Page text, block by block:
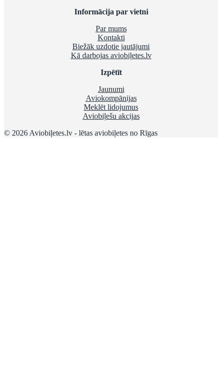
Informācija par vietni
Par mums
Kontakti
Biežāk uzdotie jautājumi
Kā darbojas aviobiļetes.lv
Izpētīt
Jaunumi
Aviokompānijas
Meklēt lidojumus
Aviobiļešu akcijas
© 2026 Aviobiļetes.lv - lētas aviobiļetes no Rīgas